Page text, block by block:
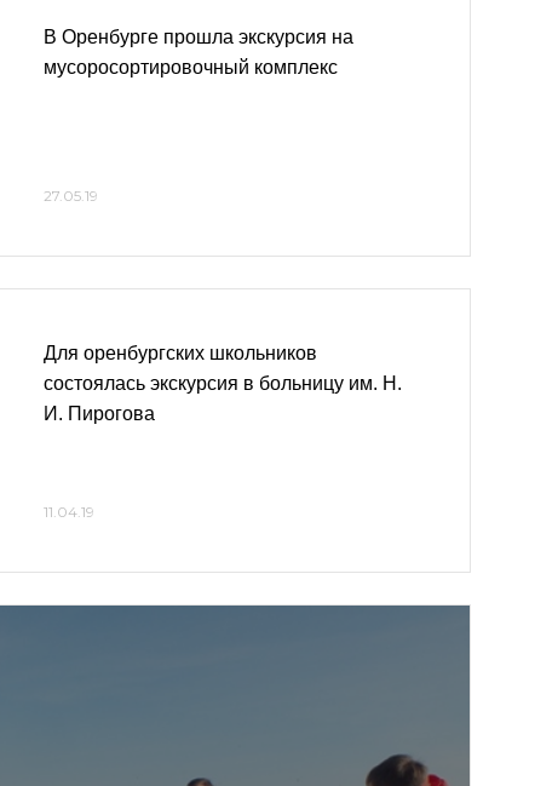
В Оренбурге прошла экскурсия на
мусоросортировочный комплекс
27.05.19
Для оренбургских школьников
состоялась экскурсия в больницу им. Н.
И. Пирогова
11.04.19